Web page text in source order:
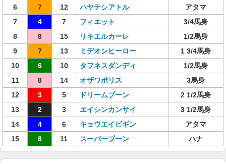
6
7 12 ハヤテシアトル
アタマ
7
4 7 フィエット
3/4馬身
8
8 15 リキエルカーレ
1/2馬身
9
7 13 ミデオンヒーロー
1 3/4馬身
10
6 10 タフネスダンディ
1/2馬身
11
8 14 オザワポリス
3馬身
12
3 5 ドリームブーン
2 1/2馬身
13
2 3 エイシンカンサイ
3 1/2馬身
14
4 6 キョウエイビギン
アタマ
15
6 11 スーパーブーン ハナ